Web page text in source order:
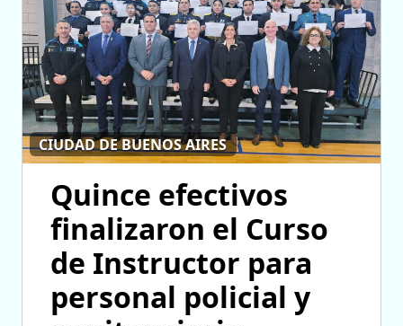
CIUDAD DE BUENOS AIRES
Quince efectivos
finalizaron el Curso
de Instructor para
personal policial y